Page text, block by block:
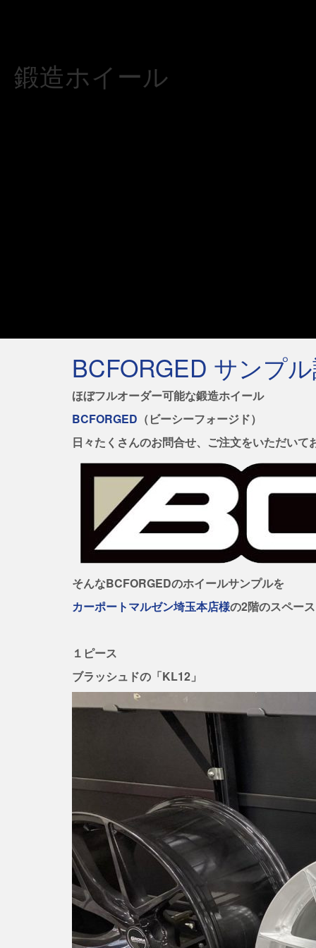
鍛造ホイール
BCFORGED サンプ
ほぼフルオーダー可能な鍛造ホイール
BCFORGED （ビーシーフォージド）
日々たくさんのお問合せ、ご注文をいただいて
そんなBCFORGEDのホイールサンプルを
カーポートマルゼン埼玉本店様の2階のスペー
１ピース
ブラッシュドの「KL12」